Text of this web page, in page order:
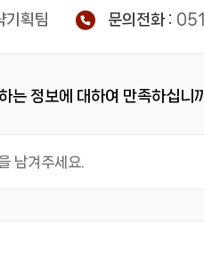
기획팀 문의전화 :
는 정보에 대하여 만족하십니